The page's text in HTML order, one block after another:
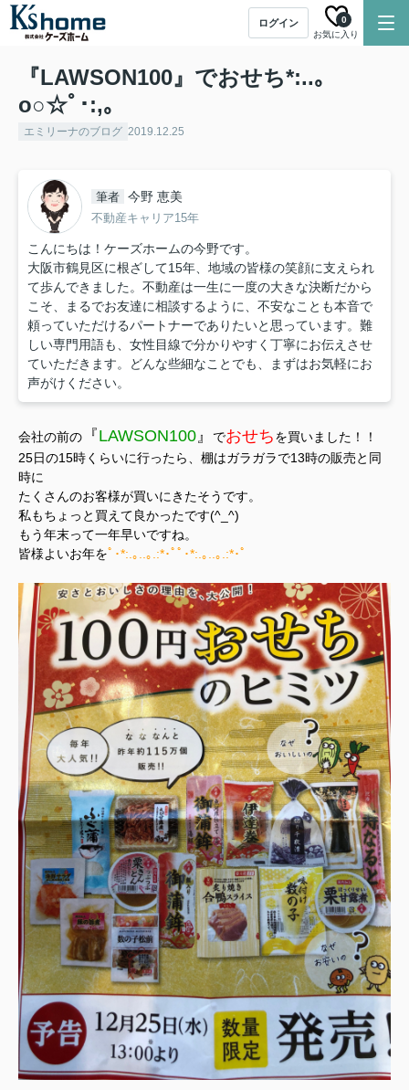
ログイン
お気に入り
0
『LAWSON100』でおせち*:..｡
o○☆ﾟ･:,｡
エミリーナのブログ 2019.12.25
筆者 今野 恵美
不動産キャリア15年
こんにちは！ケーズホームの今野です。
大阪市鶴見区に根ざして15年、地域の皆様の笑顔に支えられ
て歩んできました。不動産は一生に一度の大きな決断だから
こそ、まるでお友達に相談するように、不安なことも本音で
頼っていただけるパートナーでありたいと思っています。難
しい専門用語も、女性目線で分かりやすく丁寧にお伝えさせ
ていただきます。どんな些細なことでも、まずはお気軽にお
声がけください。
会社の前の 『LAWSON100』 でおせちを買いました！！
25日の15時くらいに行ったら、棚はガラガラで13時の販売と同
時に
たくさんのお客様が買いにきたそうです。
私もちょっと買えて良かったです(^_^)
もう年末って一年早いですね。
皆様よいお年をﾟ･*:.｡..｡.:*･ﾟﾟ･*:.｡..｡.:*･ﾟ